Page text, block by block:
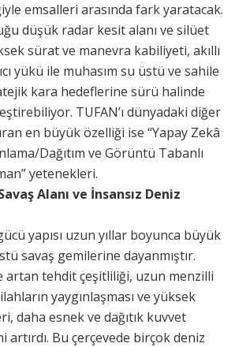
emsalleri arasında fark yaratacak.
düşük radar kesit alanı ve silüet
sürat ve manevra kabiliyeti, akıllı
yükü ile muhasım su üstü ve sahile
kara hedeflerine sürü halinde
TUFAN’ı dünyadaki diğer
en büyük özelliği ise “Yapay Zekâ
Dağıtım ve Görüntü Tabanlı
yetenekleri.
Alanı ve İnsansız Deniz
yapısı uzun yıllar boyunca büyük
savaş gemilerine dayanmıştır.
artan tehdit çeşitliliği, uzun menzilli
yaygınlaşması ve yüksek
daha esnek ve dağıtık kuvvet
artırdı. Bu çerçevede birçok deniz